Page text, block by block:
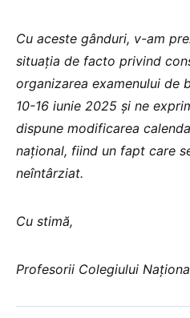
Cu aceste gânduri, v-am
situaţia de facto privind
organizarea examenului de
10-16 iunie 2025 şi ne
dispune modificarea
național, fiind un fapt care
neîntârziat.
Cu stimă,
Profesorii Colegiului